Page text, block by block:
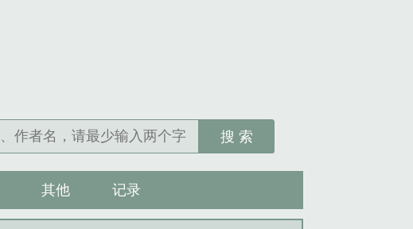
搜 索
其他 记录